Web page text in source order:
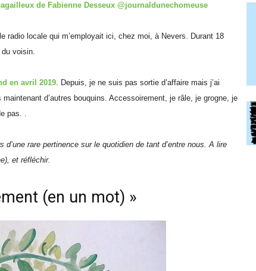
de Fabienne Desseux @journaldunechomeuse
radio locale qui m’employait ici, chez moi, à Nevers. Durant 18
voisin.
en avril 2019. Depuis, je ne suis pas sortie d’affaire mais j’ai
d’autres bouquins. Accessoirement, je râle, je grogne, je
pas. .
rare pertinence sur le quotidien de tant d’entre nous. A lire
et réfléchir.
(en un mot) »